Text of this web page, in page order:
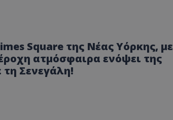
Square της Νέας Υόρκης, με
ατμόσφαιρα ενόψει της
τη Σενεγάλη!